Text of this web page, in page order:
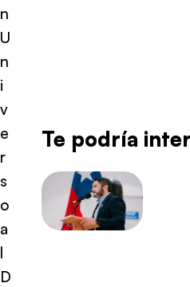
n
U
n
i
v
e
r
s
o
a
l
D
Te podría